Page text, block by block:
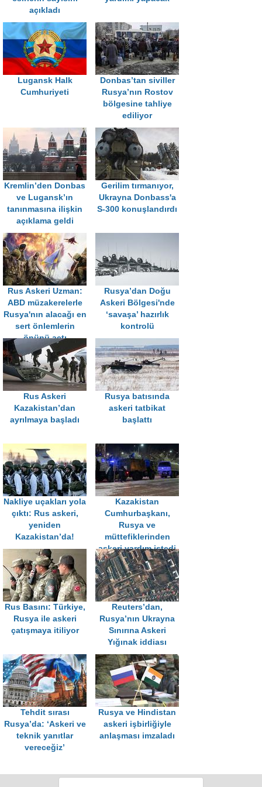
açıkladı
Lugansk Halk
Cumhuriyeti
Donbas’tan siviller
Rusya’nın Rostov
bölgesine tahliye
ediliyor
Kremlin’den Donbas
ve Lugansk’ın
tanınmasına ilişkin
açıklama geldi
Gerilim tırmanıyor,
Ukrayna Donbass'a
S-300 konuşlandırdı
Rus Askeri Uzman:
ABD müzakerelerle
Rusya'nın alacağı en
sert önlemlerin
önünü açtı
Rusya’dan Doğu
Askeri Bölgesi'nde
‘savaşa’ hazırlık
kontrolü
Rus Askeri
Kazakistan’dan
ayrılmaya başladı
Rusya batısında
askeri tatbikat
başlattı
Nakliye uçakları yola
çıktı: Rus askeri,
yeniden
Kazakistan’da!
Kazakistan
Cumhurbaşkanı,
Rusya ve
müttefiklerinden
askeri yardım istedi
Rus Basını: Türkiye,
Rusya ile askeri
çatışmaya itiliyor
Reuters’dan,
Rusya’nın Ukrayna
Sınırına Askeri
Yığınak iddiası
Tehdit sırası
Rusya’da: ‘Askeri ve
teknik yanıtlar
vereceğiz’
Rusya ve Hindistan
askeri işbirliğiyle
anlaşması imzaladı